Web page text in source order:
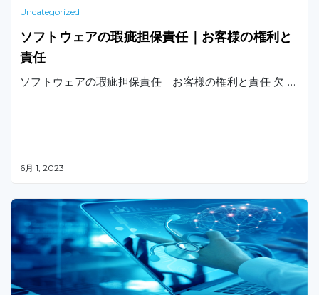
Uncategorized
ソフトウェアの瑕疵担保責任｜お客様の権利と
責任
ソフトウェアの瑕疵担保責任｜お客様の権利と責任 欠 …
6月 1, 2023